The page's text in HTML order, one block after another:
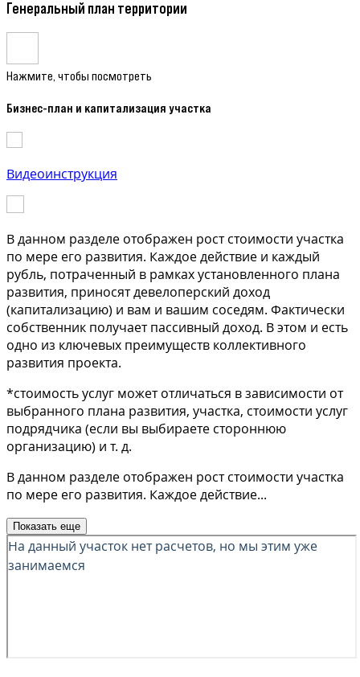
Генеральный план территории
Нажмите, чтобы посмотреть
Бизнес-план и капитализация участка
Видеоинструкция
В данном разделе отображен рост стоимости участка
по мере его развития. Каждое действие и каждый
рубль, потраченный в рамках установленного плана
развития, приносят девелоперский доход
(капитализацию) и вам и вашим соседям. Фактически
собственник получает пассивный доход. В этом и есть
одно из ключевых преимуществ коллективного
развития проекта.
*стоимость услуг может отличаться в зависимости от
выбранного плана развития, участка, стоимости услуг
подрядчика (если вы выбираете стороннюю
организацию) и т. д.
В данном разделе отображен рост стоимости участка
по мере его развития. Каждое действие...
Показать еще